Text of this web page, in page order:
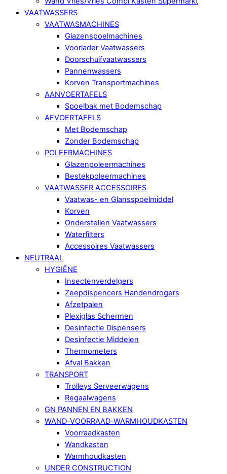
VAATWASSERS
VAATWASMACHINES
Glazenspoelmachines
Voorlader Vaatwassers
Doorschuifvaatwassers
Pannenwassers
Korven Transportmachines
AANVOERTAFELS
Spoelbak met Bodemschap
AFVOERTAFELS
Met Bodemschap
Zonder Bodemschap
POLEERMACHINES
Glazenpoleermachines
Bestekpoleermachines
VAATWASSER ACCESSOIRES
Vaatwas- en Glansspoelmiddel
Korven
Onderstellen Vaatwassers
Waterfilters
Accessoires Vaatwassers
NEUTRAAL
HYGIËNE
Insectenverdelgers
Zeepdispencers Handendrogers
Afzetpalen
Plexiglas Schermen
Desinfectie Dispensers
Desinfectie Middelen
Thermometers
Afval Bakken
TRANSPORT
Trolleys Serveerwagens
Regaalwagens
GN PANNEN EN BAKKEN
WAND-VOORRAAD-WARMHOUDKASTEN
Voorraadkasten
Wandkasten
Warmhoudkasten
UNDER CONSTRUCTION